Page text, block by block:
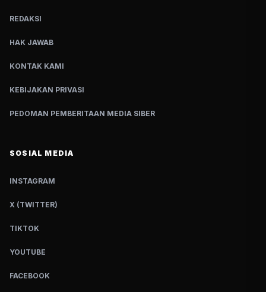
REDAKSI
HAK JAWAB
KONTAK KAMI
KEBIJAKAN PRIVASI
PEDOMAN PEMBERITAAN MEDIA SIBER
SOSIAL MEDIA
INSTAGRAM
X (TWITTER)
TIKTOK
YOUTUBE
FACEBOOK